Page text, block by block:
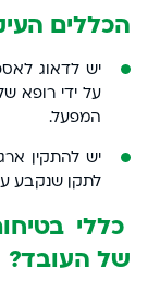
הכללים
יש לדאוג
על ידי רופא
המפעל.
יש להתקין
לתקן שנקבע
כללי
של העובד?